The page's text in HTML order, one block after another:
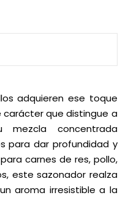
adquieren ese toque
carácter que distingue a
mezcla concentrada
para dar profundidad y
carnes de res, pollo,
este sazonador realza
aroma irresistible a la